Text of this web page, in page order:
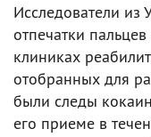
Исследователи из
отпечатки
клиниках
отобранных для
были следы
его приеме в